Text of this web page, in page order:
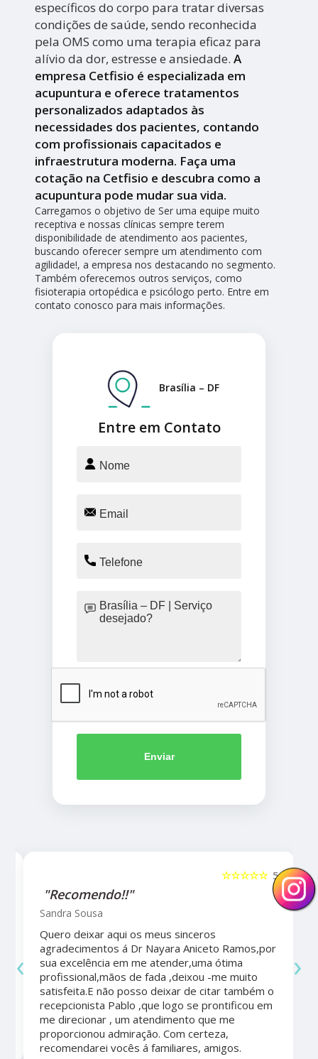
específicos do corpo para tratar diversas
condições de saúde, sendo reconhecida
pela OMS como uma terapia eficaz para
alívio da dor, estresse e ansiedade.A
empresa Cetfisio é especializada em
acupuntura e oferece tratamentos
personalizados adaptados às
necessidades dos pacientes, contando
com profissionais capacitados e
infraestrutura moderna. Faça uma
cotação na Cetfisio e descubra como a
acupuntura pode mudar sua vida.
Carregamos o objetivo de Ser uma equipe muito
receptiva e nossas clínicas sempre terem
disponibilidade de atendimento aos pacientes,
buscando oferecer sempre um atendimento com
agilidade!, a empresa nos destacando no segmento.
Também oferecemos outros serviços, como
fisioterapia ortopédica e psicólogo perto. Entre em
contato conosco para mais informações.
Entre em Contato
Brasília – DF
Enviar
5
☆☆☆☆☆
"Recomendo!!"
Sandra Sousa
Quero deixar aqui os meus sinceros
agradecimentos á Dr Nayara Aniceto Ramos,por
sua excelência em me atender,uma ótima
profissional,mãos de fada ,deixou -me muito
satisfeita.E não posso deixar de citar também o
recepcionista Pablo ,que logo se prontificou em
me direcionar , um atendimento que me
proporcionou admiração. Com certeza,
recomendarei vocês á familiares, amigos.
‹ ›